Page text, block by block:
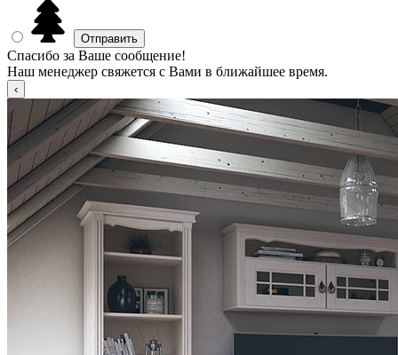
Спасибо за Ваше сообщение!
Наш менеджер свяжется с Вами в ближайшее время.